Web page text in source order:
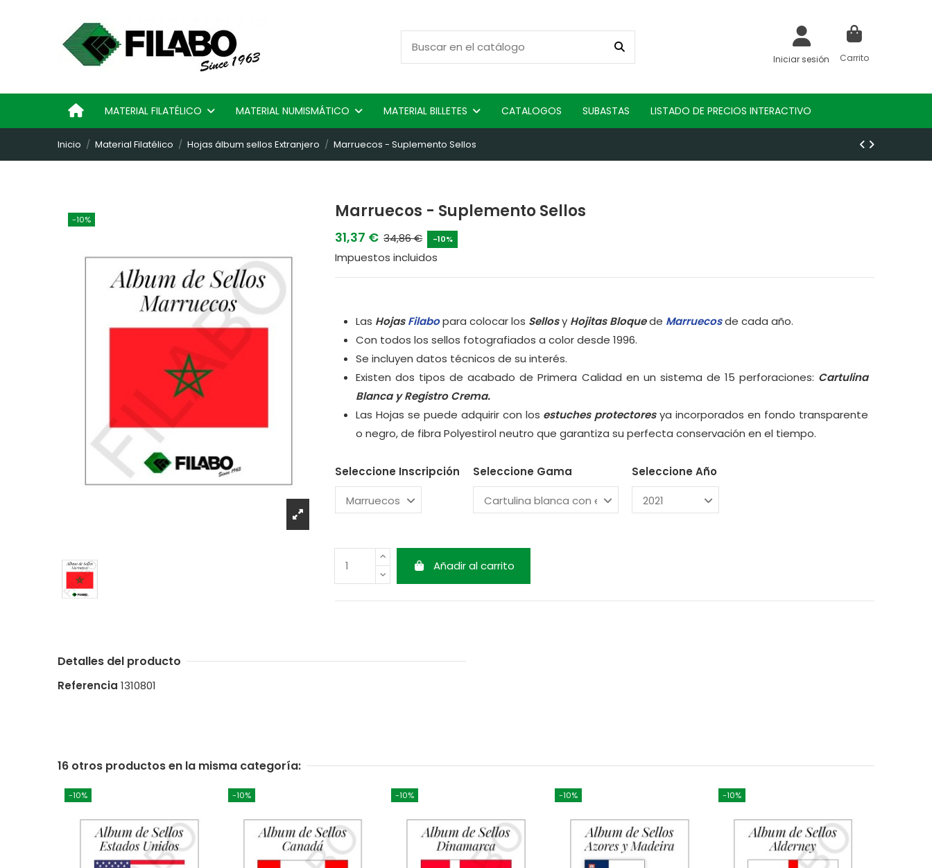
Iniciar sesión Carrito
MATERIAL FILATÉLICO MATERIAL NUMISMÁTICO MATERIAL BILLETES CATALOGOS SUBASTAS LISTADO DE PRECIOS INTERACTIVO
Inicio Material Filatélico Hojas álbum sellos Extranjero Marruecos - Suplemento Sellos
-10% Marruecos - Suplemento Sellos
31,37 € 34,86 € -10%
Impuestos incluidos
Las HojasFilabopara colocar los Sellosy Hojitas Bloquede Marruecosde cada año.
Con todos los sellos fotografiados a color desde 1996.
Se incluyen datos técnicos de su interés.
Existen dos tipos de acabado de Primera Calidad en un sistema de 15 perforaciones: Cartulina
Blanca yRegistro Crema.
Las Hojas se puede adquirir con los estuches protectoresya incorporados en fondo transparente
o negro, de fibra Polyestirol neutro que garantiza su perfecta conservación en el tiempo.
Seleccione Inscripción Seleccione Gama Seleccione Año
Añadir al carrito
Detalles del producto
Referencia 1310801
16 otros productos en la misma categoría:
-10% -10% -10% -10% -10%